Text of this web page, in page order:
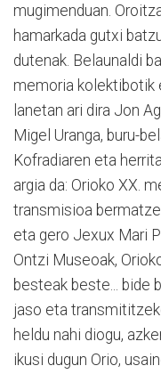
mugimenduan.
hamarkada gutxi
dutenak. Belaunaldi
memoria kolektibotik
lanetan ari dira Jon
Migel Uranga, buru-
Kofradiaren eta
argia da: Orioko XX.
transmisioa
eta gero Jexux Mari
Ontzi Museoak,
besteak beste... bide
jaso eta
heldu nahi diogu,
ikusi dugun Orio,